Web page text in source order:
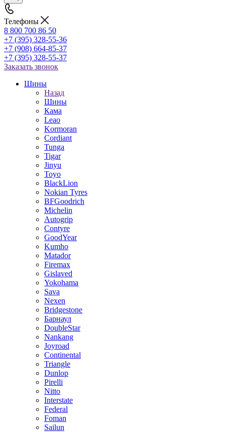
Телефоны
8 800 700 86 50
+7 (395) 328-55-36
+7 (908) 664-85-37
+7 (395) 328-55-37
Заказать звонок
Шины
Назад
Шины
Кама
Leao
Kormoran
Cordiant
Tunga
Tigar
Jinyu
Toyo
BlackLion
Nokian Tyres
BFGoodrich
Michelin
Autogrip
Contyre
GoodYear
Kumho
Matador
Firemax
Gislaved
Yokohama
Sava
Nexen
Bridgestone
Барнаул
DoubleStar
Nankang
Joyroad
Continental
Triangle
Dunlop
Pirelli
Nitto
Interstate
Federal
Foman
Sailun